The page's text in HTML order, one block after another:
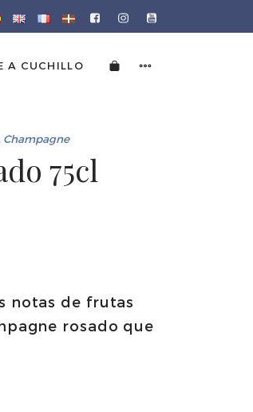
A CUCHILLO
Champagne
75cl
notas de frutas
rosado que